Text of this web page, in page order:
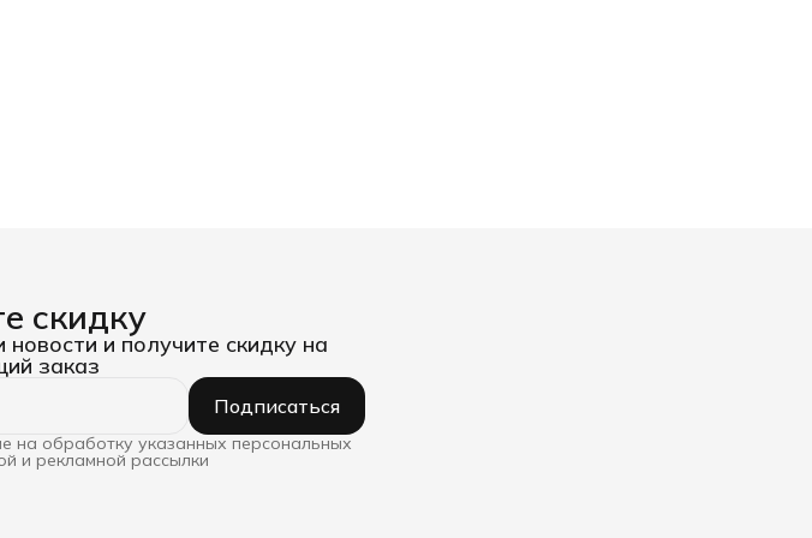
скидку
и получите скидку на
заказ
Подписаться
на обработку указанных персональных
и рекламной рассылки